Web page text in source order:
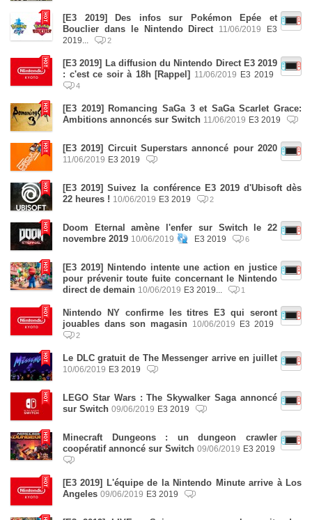
[E3 2019] Des infos sur Pokémon Epée et
Bouclier dans le Nintendo Direct
11/06/2019
E3
2019...
2
[E3 2019] La diffusion du Nintendo Direct E3 2019
: c'est ce soir à 18h [Rappel]
11/06/2019 E3 2019
4
[E3 2019] Romancing SaGa 3 et SaGa Scarlet Grace:
Ambitions annoncés sur Switch 11/06/2019 E3 2019
[E3 2019] Circuit Superstars annoncé pour 2020
11/06/2019 E3 2019
[E3 2019] Suivez la conférence E3 2019 d'Ubisoft dès
22 heures ! 10/06/2019 E3 2019 2
Doom Eternal amène l'enfer sur Switch le 22
novembre 2019 10/06/2019 E3 2019 6
[E3 2019] Nintendo intente une action en justice
pour prévenir toute fuite concernant le Nintendo
direct de demain 10/06/2019 E3 2019... 1
Nintendo NY confirme les titres E3 qui seront
jouables dans son magasin
10/06/2019 E3 2019
2
Le DLC gratuit de The Messenger arrive en juillet
10/06/2019 E3 2019
LEGO Star Wars : The Skywalker Saga annoncé
sur Switch 09/06/2019 E3 2019
Minecraft Dungeons : un dungeon crawler
coopératif annoncé sur Switch 09/06/2019 E3 2019
[E3 2019] L'équipe de la Nintendo Minute arrive à Los
Angeles 09/06/2019 E3 2019